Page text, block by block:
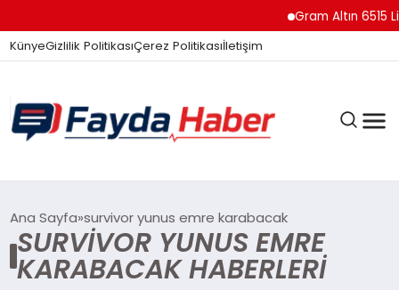
Gram Altın 6515
KünyeGizlilik PolitikasıÇerez Politikasıİletişim
GÜNDEM
SPOR
Ana Sayfa survivor yunus emre karabacak
SURVIVOR YUNUS EMRE
KARABACAK HABERLERI